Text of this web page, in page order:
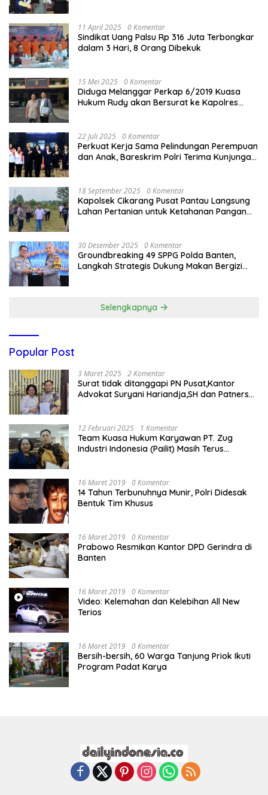
11 April 2025 0 Komentar
Sindikat Uang Palsu Rp 316 Juta Terbongkar
dalam 3 Hari, 8 Orang Dibekuk
15 Mei 2025 0 Komentar
Diduga Melanggar Perkap 6/2019 Kuasa
Hukum Rudy akan Bersurat ke Kapolres
22 Juli 2025 0 Komentar
Perkuat Kerja Sama Pelindungan Perempuan
dan Anak, Bareskrim Polri Terima Kunjungan
18 September 2025 0 Komentar
Kapolsek Cikarang Pusat Pantau Langsung
Lahan Pertanian untuk Ketahanan Pangan
30 Desember 2025 0 Komentar
Groundbreaking 49 SPPG Polda Banten,
Langkah Strategis Dukung Makan Bergizi
Selengkapnya
Popular Post
3 Maret 2025 2 Komentar
Surat tidak ditanggapi PN Pusat,Kantor
Advokat Suryani Hariandja,SH dan Patners
12 Februari 2025 1 Komentar
Team Kuasa Hukum Karyawan PT. Zug
Industri Indonesia (Pailit) Masih Terus
16 Maret 2019 0 Komentar
14 Tahun Terbunuhnya Munir, Polri Didesak
Bentuk Tim Khusus
16 Maret 2019 0 Komentar
Prabowo Resmikan Kantor DPD Gerindra di
Banten
16 Maret 2019 0 Komentar
Video: Kelemahan dan Kelebihan All New
Terios
16 Maret 2019 0 Komentar
Bersih-bersih, 60 Warga Tanjung Priok Ikuti
Program Padat Karya